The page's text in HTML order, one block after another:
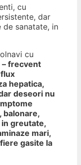
cu
dar
sanatate, in
cu
frecvent
hepatica,
deseori nu
balonare,
greutate,
mari,
gasite la